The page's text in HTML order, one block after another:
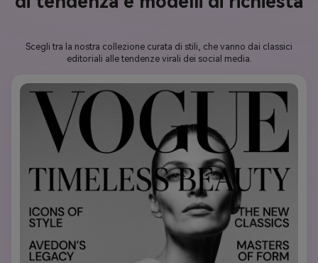
Scegli tra la nostra collezione curata di stili, che vanno dai classici
editoriali alle tendenze virali dei social media.